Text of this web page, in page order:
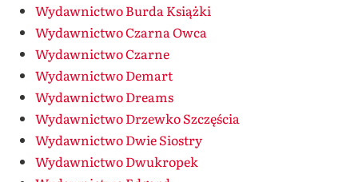
Wydawnictwo Burda Książki
Wydawnictwo Czarna Owca
Wydawnictwo Czarne
Wydawnictwo Demart
Wydawnictwo Dreams
Wydawnictwo Drzewko Szczęścia
Wydawnictwo Dwie Siostry
Wydawnictwo Dwukropek